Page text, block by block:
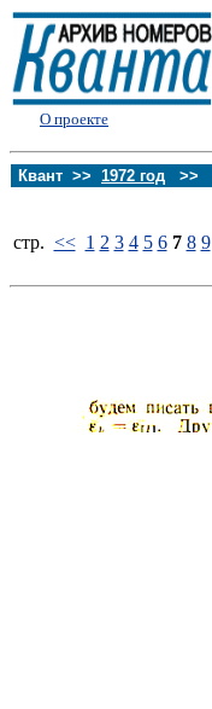
О проекте
Квант >> 1972 год >>
стp. << 1 2 3 4 5 6 7 8 9